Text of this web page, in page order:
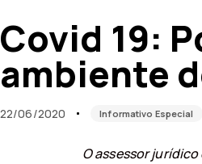
Covid 19:
ambiente
22/06/2020 Informativo Especial
O assessor jurídico